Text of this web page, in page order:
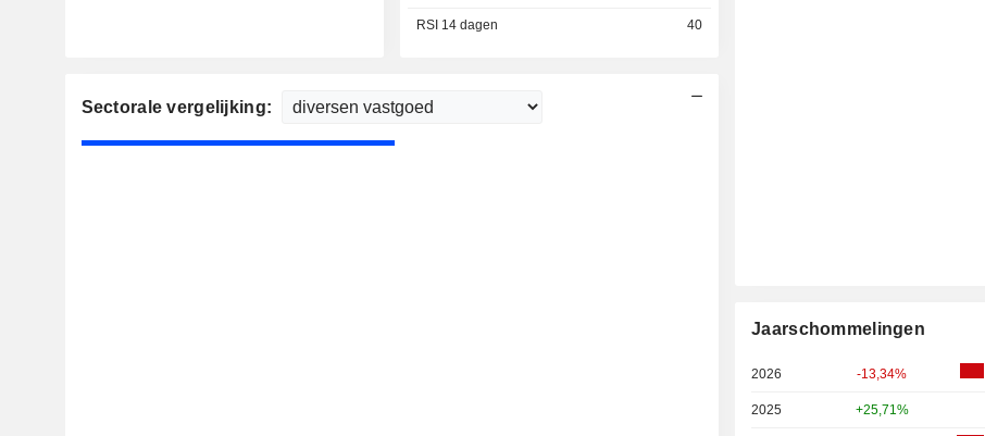
RSI 14 dagen 40
Sectorale vergelijking:
Jaarschommelingen
2026 -13,34%
2025 +25,71%